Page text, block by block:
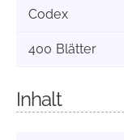
Codex
400 Blätter
Inhalt